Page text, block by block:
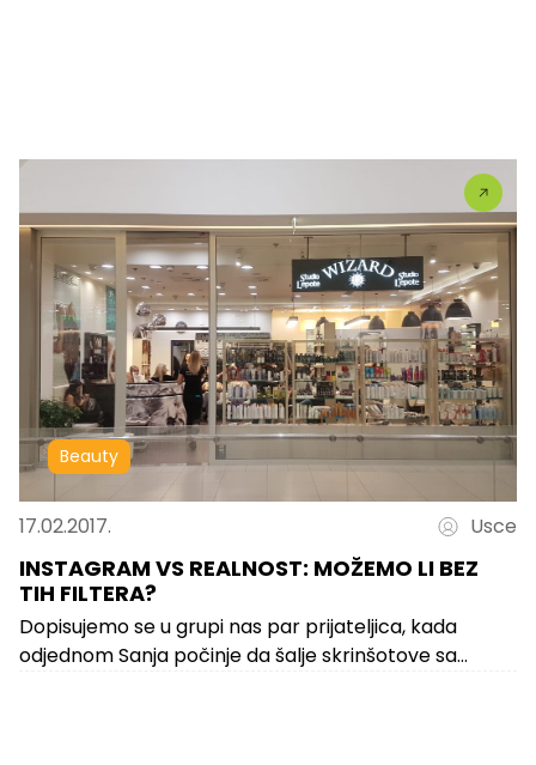
Beauty
17.02.2017. Usce
INSTAGRAM VS REALNOST: MOŽEMO LI BEZ
TIH FILTERA?
Dopisujemo se u grupi nas par prijateljica, kada
odjednom Sanja počinje da šalje skrinšotove sa